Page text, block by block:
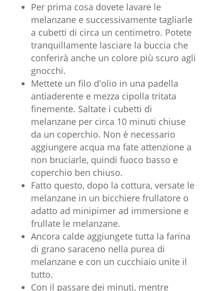
Per prima cosa dovete lavare le
melanzane e successivamente tagliarle
a cubetti di circa un centimetro. Potete
tranquillamente lasciare la buccia che
conferirà anche un colore più scuro agli
gnocchi.
Mettete un filo d'olio in una padella
antiaderente e mezza cipolla tritata
finemente. Saltate i cubetti di
melanzane per circa 10 minuti chiuse
da un coperchio. Non è necessario
aggiungere acqua ma fate attenzione a
non bruciarle, quindi fuoco basso e
coperchio ben chiuso.
Fatto questo, dopo la cottura, versate le
melanzane in un bicchiere frullatore o
adatto ad minipimer ad immersione e
frullate le melanzane.
Ancora calde aggiungete tutta la farina
di grano saraceno nella purea di
melanzane e con un cucchiaio unite il
tutto.
Con il passare dei minuti, mentre